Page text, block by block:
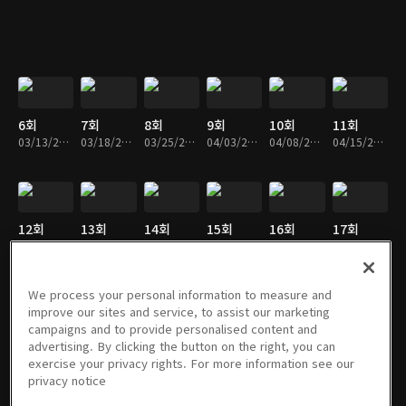
6회
03/13/2024 • 25분
7회
03/18/2024 • 25분
8회
03/25/2024 • 25분
9회
04/03/2024 • 26분
10회
04/08/2024 • 25분
11회
04/15/2024 • 25분
12회
04/22/2024 • 25분
13회
04/29/2024 • 26분
14회
05/08/2024 • 26분
15회
05/13/2024 • 25분
16회
05/20/2024 • 25분
17회
05/27/2024 • 25분
18회
06/03/2024 • 25분
19회
06/10/2024 • 25분
20회
06/17/2024 • 25분
스페셜 2
회
06/18/2024 • 25분
스페셜 3
회
06/19/2024 • 25분
We process your personal information to measure and
improve our sites and service, to assist our marketing
campaigns and to provide personalised content and
advertising. By clicking the button on the right, you can
exercise your privacy rights. For more information see our
privacy notice